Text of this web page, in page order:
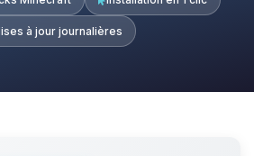
à jour journalières